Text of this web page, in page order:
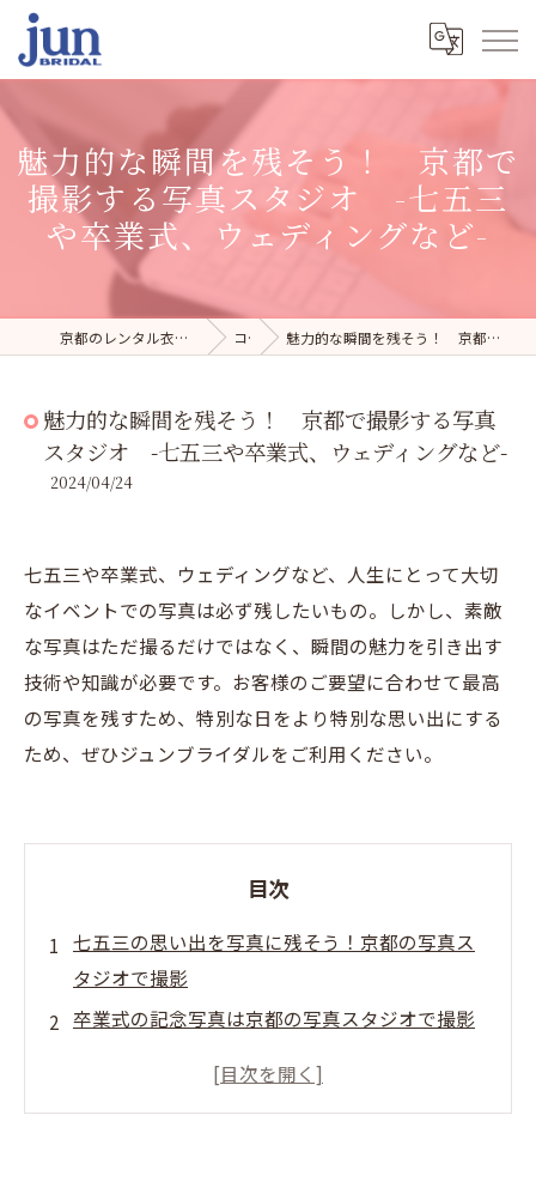
魅力的な瞬間を残そう！ 京都で
撮影する写真スタジオ -七五三
や卒業式、ウェディングなど-
京都のレンタル衣裳・写真スタジオならジュンブライダル コラム 魅力的な瞬間を残そう！ 京都で撮影する写真スタジオ -七五三や卒業式、ウェディングなど-
魅力的な瞬間を残そう！ 京都で撮影する写真
スタジオ -七五三や卒業式、ウェディングなど-
2024/04/24
七五三や卒業式、ウェディングなど、人生にとって大切
なイベントでの写真は必ず残したいもの。しかし、素敵
な写真はただ撮るだけではなく、瞬間の魅力を引き出す
技術や知識が必要です。お客様のご要望に合わせて最高
の写真を残すため、特別な日をより特別な思い出にする
ため、ぜひジュンブライダルをご利用ください。
目次
七五三の思い出を写真に残そう！京都の写真ス
タジオで撮影
卒業式の記念写真は京都の写真スタジオで撮影
京都の結婚式で撮影した写真は一生の思い出に